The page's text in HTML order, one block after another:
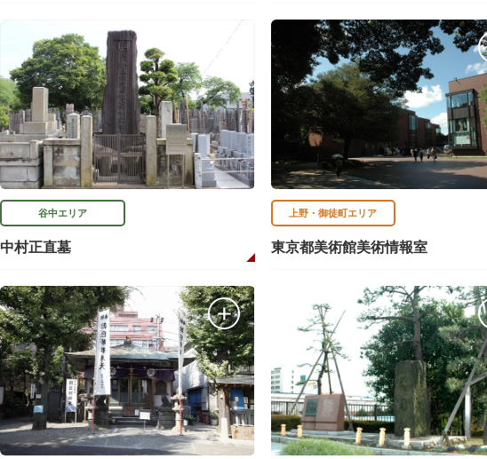
谷中エリア
中村正直墓
上野・御徒町エリア
東京都美術館美術情報室